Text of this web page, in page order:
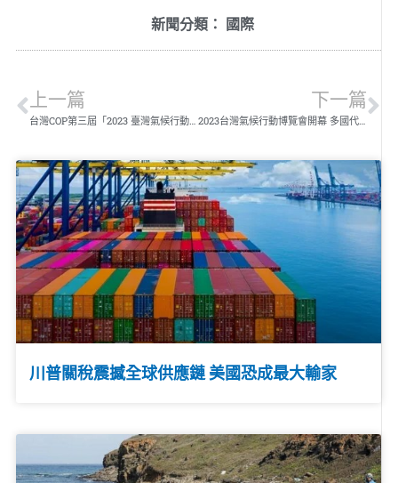
新聞分類： 國際
上一篇
台灣COP第三屆「2023 臺灣氣候行動博覽會」暨響應「松山宣言」
下一篇
川普關稅震撼全球供應鏈 美國恐成最大輸家